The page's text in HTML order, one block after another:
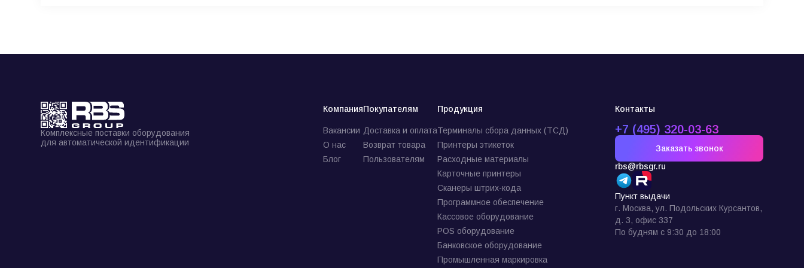
Комплексные поставки оборудования
для автоматической идентификации
Компания
Вакансии
О нас
Блог
Покупателям
Доставка и оплата
Возврат товара
Пользователям
Продукция
Терминалы сбора данных (ТСД)
Принтеры этикеток
Расходные материалы
Карточные принтеры
Сканеры штрих-кода
Программное обеспечение
Кассовое оборудование
POS оборудование
Банковское оборудование
Промышленная маркировка
Контакты
+7 (495) 320-03-63
Заказать звонок
rbs@rbsgr.ru
Пункт выдачи
г. Москва, ул. Подольских Курсантов,
д. 3, офис 337
По будням с 9:30 до 18:00